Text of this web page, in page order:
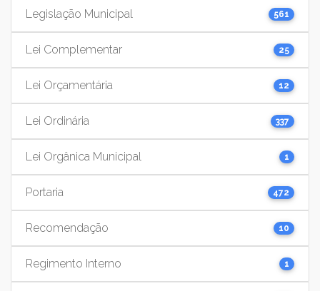
Legislação Municipal 561
Lei Complementar 25
Lei Orçamentária 12
Lei Ordinária 337
Lei Orgânica Municipal 1
Portaria 472
Recomendação 10
Regimento Interno 1